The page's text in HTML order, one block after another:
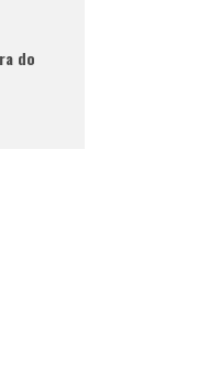
do